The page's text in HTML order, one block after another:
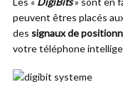
peuvent êtres placés
des signaux de
votre téléphone